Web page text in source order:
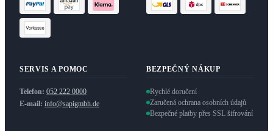
SERVIS A POMOC
Telefon: 052 222 0000
E-mail: info@sapigmbh.de
BEZPEČNÝ NÁKUP
Rychlé doručení
Zaručená ochrana osobních údajů
Bezpečné platby přes SSL šifrování